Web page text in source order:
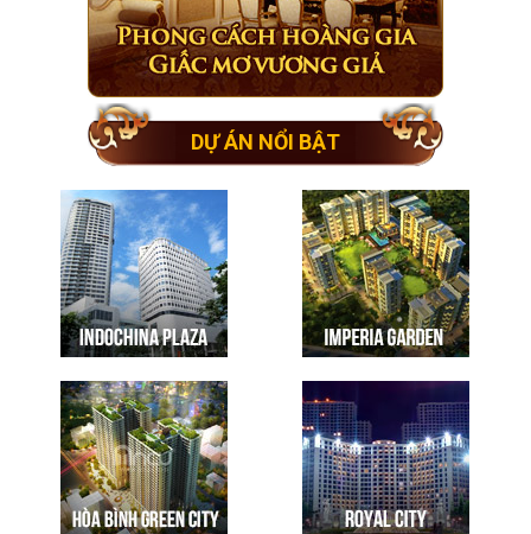
DỰ ÁN NỔI BẬT